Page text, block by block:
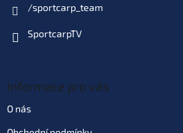
/sportcarp_team
SportcarpTV
Informace pro vás
O nás